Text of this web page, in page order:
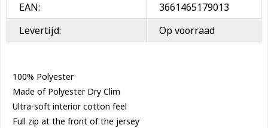
EAN:
3661465179013
Levertijd:
Op voorraad
100% Polyester
Made of Polyester Dry Clim
Ultra-soft interior cotton feel
Full zip at the front of the jersey